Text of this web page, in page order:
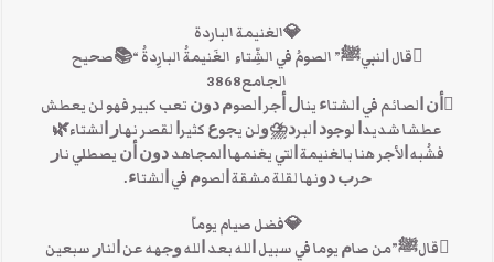
💎الغنيمة الباردة
قال ﺍﻟﻨﺒﻲﷺ” الصومُ في الشِّتاءِ الغَنيمةُ البارِدةُ “📚صحيح
الجامع3868
ﺃﻥ ﺍﻟﺼﺎﺋﻢ ﻓﻲ ﺍﻟﺸﺘﺎﺀ ﻳﻨﺎﻝ ﺃﺟﺮ ﺍﻟﺼﻮﻡ ﺩﻭﻥ ﺗﻌﺐ ﻛﺒﻴﺮ ﻓﻬﻮ ﻟﻦ ﻳﻌﻄﺶ
ﻋﻄﺸﺎ ﺷﺪﻳﺪﺍ ﻟﻮﺟﻮﺩ ﺍﻟﺒﺮﺩ⛈ﻭﻟﻦ ﻳﺠﻮﻉ ﻛﺜﻴﺮﺍ ﻟﻘﺼﺮ ﻧﻬﺎﺭ ﺍﻟﺸﺘﺎء🌿
ﻓﺸُﺒﻪ ﺍﻷ‌ﺟﺮ ﻫﻨﺎ ﺑﺎﻟﻐﻨﻴﻤﺔ ﺍﻟﺘﻲ ﻳﻐﻨﻤﻬﺎ ﺍﻟﻤﺠﺎﻫﺪ ﺩﻭﻥ ﺃﻥ ﻳﺼﻄﻠﻲ ﻧﺎﺭ
ﺣﺮﺏ ﺩﻭﻧﻬﺎ ﻟﻘﻠﺔ ﻣﺸﻘﺔ ﺍﻟﺼﻮﻡ ﻓﻲ ﺍﻟﺸﺘﺎﺀ.
💎فضل صيام يوماّ
قالﷺ”ﻣﻦ ﺻﺎﻡ ﻳﻮﻣﺎ ﻓﻲ ﺳﺒﻴﻞ ﺍﻟﻠﻪ ﺑﻌﺪ ﺍﻟﻠﻪ ﻭﺟﻬﻪ ﻋﻦ ﺍﻟﻨﺎﺭ ﺳﺒﻌﻴﻦ